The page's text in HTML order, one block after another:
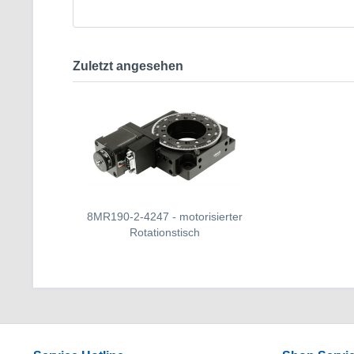
Zuletzt angesehen
8MR190-2-4247 - motorisierter
Rotationstisch